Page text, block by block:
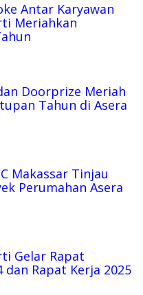
Antar Karyawan
Meriahkan
Doorprize Meriah
Tahun di Asera
Makassar Tinjau
Perumahan Asera
Gelar Rapat
dan Rapat Kerja 2025